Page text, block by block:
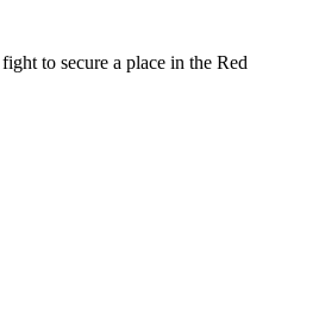
to secure a place in the Red